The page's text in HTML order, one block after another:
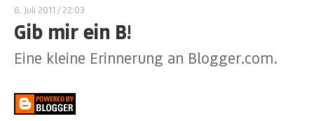
6. Juli 2011 / 22:03
Gib mir ein B!
Eine kleine Erinnerung an Blogger.com.